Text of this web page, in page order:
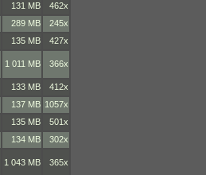
131 MB
462x
289 MB
245x
135 MB
427x
1 011 MB 366x
133 MB
412x
137 MB 1057x
135 MB
501x
134 MB
302x
1 043 MB 365x